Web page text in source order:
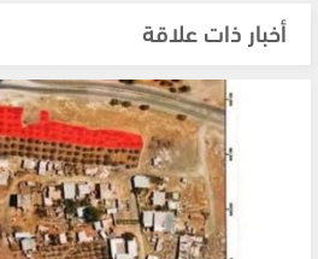
أخبار ذات علاقة